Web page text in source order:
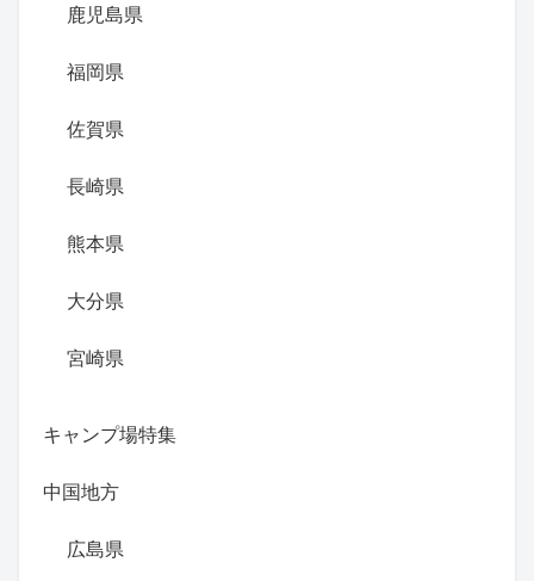
鹿児島県
福岡県
佐賀県
長崎県
熊本県
大分県
宮崎県
キャンプ場特集
中国地方
広島県